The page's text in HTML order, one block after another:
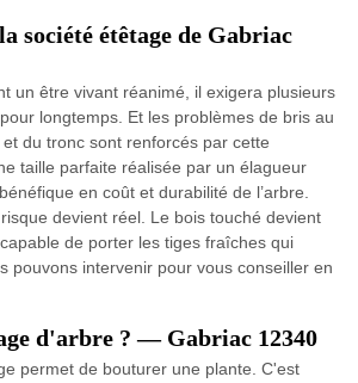
société étêtage de Gabriac
un être vivant réanimé, il exigera plusieurs
longtemps. Et les problèmes de bris au
du tronc sont renforcés par cette
taille parfaite réalisée par un élagueur
en coût et durabilité de l’arbre.
devient réel. Le bois touché devient
de porter les tiges fraîches qui
pouvons intervenir pour vous conseiller en
d'arbre ? — Gabriac 12340
permet de bouturer une plante. C'est